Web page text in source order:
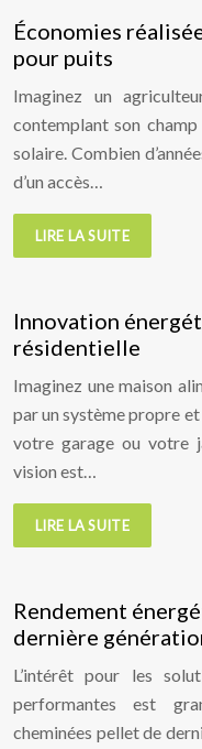
Économies
pour puits
Imaginez un
contemplant son
solaire. Combien
d’un accès…
LIRE LA SUITE
Innovation
résidentielle
Imaginez une maison
par un système propre
votre garage ou votre
vision est…
LIRE LA SUITE
Rendement
dernière
L’intérêt pour les
performantes est
cheminées pellet de